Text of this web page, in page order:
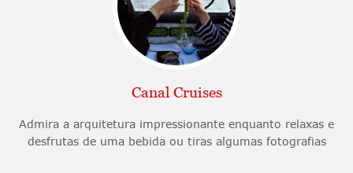
Canal Cruises
Admira a arquitetura impressionante enquanto relaxas e
desfrutas de uma bebida ou tiras algumas fotografias